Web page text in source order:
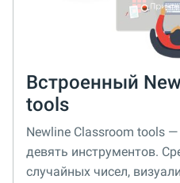
Встроенный
tools
Newline Classroom tools
девять инструментов.
случайных чисел,